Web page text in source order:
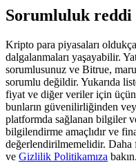
Register & Trade to
Precious Metals
Trade Gold & Silver ·
Sorumluluk reddi
Kripto para piyasaları
dalgalanmaları yaşayabilir.
sorumlusunuz ve Bitrue,
sorumlu değildir. Yukarıda
fiyat ve diğer veriler için
bunların güvenilirliğinden
platformda sağlanan bilgiler
bilgilendirme amaçlıdır ve
değerlendirilmemelidir.
ve Gizlilik Politikamıza bakın.